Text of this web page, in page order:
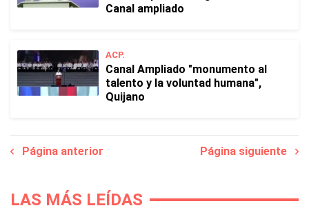
Canal ampliado
ACP.
Canal Ampliado "monumento al
talento y la voluntad humana",
Quijano
Página anterior Página siguiente
LAS MÁS LEÍDAS